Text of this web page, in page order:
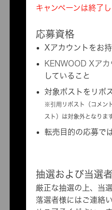
キャンペーンは終了し
応募資格
Xアカウントをお
KENWOOD Xアカ
していること
対象ポストをリポ
※引用リポスト（コメン
スト）は対象外となります
転売目的の応募で
抽選および当選
厳正な抽選の上、当
落選者様にはご連絡